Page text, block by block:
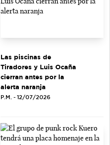
Las piscinas de
Tiradores y Luis Ocaña
cierran antes por la
alerta naranja
P.M. - 12/07/2026